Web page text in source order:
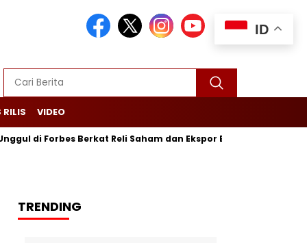
RILIS VIDEO
Forbes Berkat Reli Saham dan Ekspor Batu Bara
TRENDING
ID